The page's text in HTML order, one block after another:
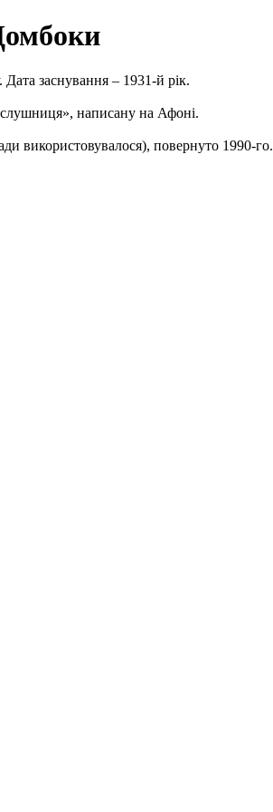
заснування – 1931-й рік.
написану на Афоні.
використовувалося), повернуто 1990-го.